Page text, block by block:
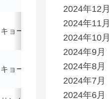
キョーリンリメディオ
キョーリンリメディオ
2024年12月
2024年11月
2024年10月
2024年9月
2024年8月
2024年7月
2024年6月